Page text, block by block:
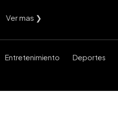
Ver mas ❯
Entretenimiento Deportes